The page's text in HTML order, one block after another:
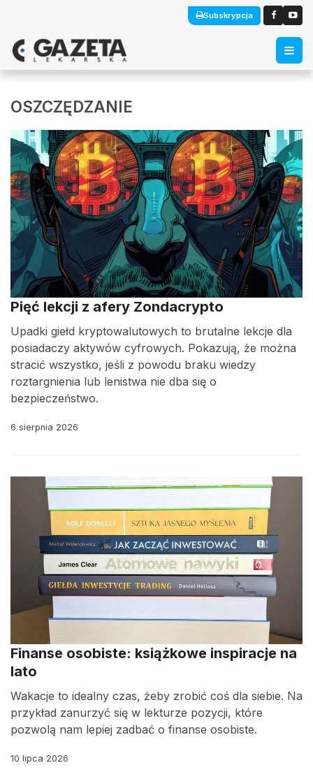
Subskrypcja
OSZCZĘDZANIE
Pięć lekcji z afery Zondacrypto
Upadki giełd kryptowalutowych to brutalne lekcje dla
posiadaczy aktywów cyfrowych. Pokazują, że można
stracić wszystko, jeśli z powodu braku wiedzy
roztargnienia lub lenistwa nie dba się o
bezpieczeństwo.
6 sierpnia 2026
Finanse osobiste: książkowe inspiracje na
lato
Wakacje to idealny czas, żeby zrobić coś dla siebie. Na
przykład zanurzyć się w lekturze pozycji, które
pozwolą nam lepiej zadbać o finanse osobiste.
10 lipca 2026